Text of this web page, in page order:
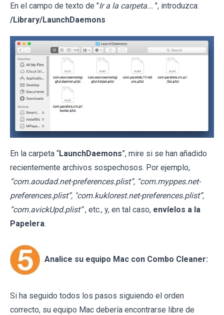
En el campo de texto de "Ir a la carpeta... ", introduzca:
/Library/LaunchDaemons
En la carpeta “LaunchDaemons”, mire si se han añadido
recientemente archivos sospechosos. Por ejemplo,
“com.aoudad.net-preferences.plist”, “com.myppes.net-
preferences.plist”, "com.kuklorest.net-preferences.plist”,
“com.avickUpd.plist” , etc., y, en tal caso, envíelos a la
Papelera.
Analice su equipo Mac con Combo Cleaner:
Si ha seguido todos los pasos siguiendo el orden
correcto, su equipo Mac debería encontrarse libre de